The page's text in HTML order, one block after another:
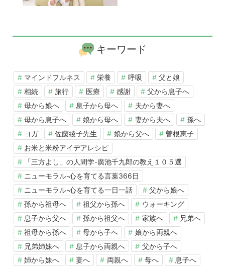
キーワード
マインドフルネス 栄養 呼吸
父と娘
相続
旅行 医療 感謝
父から息子へ
母から娘へ
息子から母へ
夫から妻へ
母から息子へ
娘から母へ 妻から夫へ
孫へ
ヨガ
佐藤綾子先生 娘から父へ
曽根恵子
お米と米粉アイデアレシピ
「三方よし」の人間学-廣池千九郎の教え１０５選
ニューモラル-心を育てる言葉366日
ニューモラル-心を育てる一日一話
父から娘へ
孫から祖母へ
祖父から孫へ
ウォーキング
息子から父へ
孫から祖父へ 家族へ
兄弟へ
祖母から孫へ
母から子へ
娘から両親へ
兄弟姉妹へ
息子から両親へ
父から子へ
姉から妹へ
妻へ 両親へ 母へ
息子へ